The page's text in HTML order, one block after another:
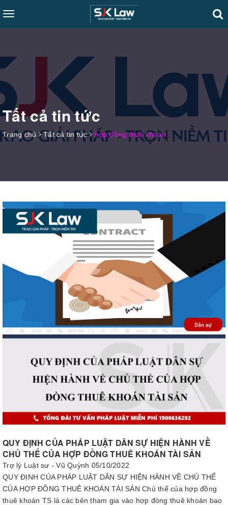
Toggle
navigation
Tất cả tin tức
Trang chủ Tất cả tin tức hợp đồng thuê khoán
QUY ĐỊNH CỦA PHÁP LUẬT DÂN SỰ HIỆN HÀNH VỀ
CHỦ THỂ CỦA HỢP ĐỒNG THUÊ KHOÁN TÀI SẢN
Trợ lý Luật sư - Vũ Quỳnh 05/10/2022
QUY ĐỊNH CỦA PHÁP LUẬT DÂN SỰ HIỆN HÀNH VỀ CHỦ THỂ
CỦA HỢP ĐỒNG THUÊ KHOÁN TÀI SẢN Chủ thể của hợp đồng
thuê khoán TS là các bên tham gia vào hợp đòng thuê khoán bao